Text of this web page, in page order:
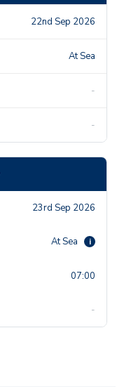
22nd Sep 2026
At Sea
-
-
23rd Sep 2026
At Sea i
07:00
-